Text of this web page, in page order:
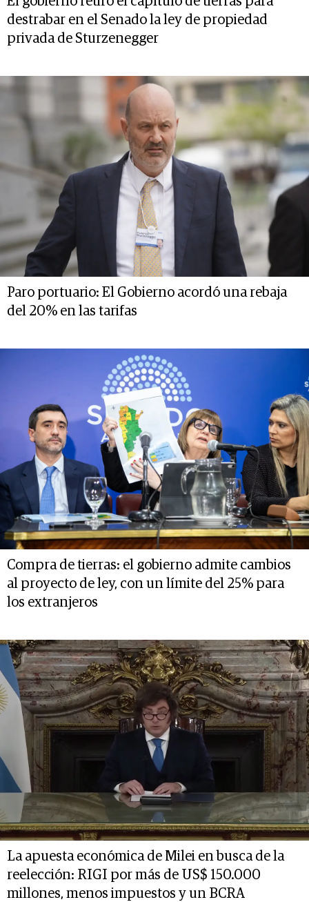
destrabar en el Senado la ley de propiedad
privada de Sturzenegger
Paro portuario: El Gobierno acordó una rebaja
del 20% en las tarifas
Compra de tierras: el gobierno admite cambios
al proyecto de ley, con un límite del 25% para
los extranjeros
La apuesta económica de Milei en busca de la
reelección: RIGI por más de US$ 150.000
millones, menos impuestos y un BCRA